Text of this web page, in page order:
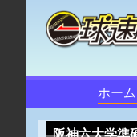
ホーム
阪神六大学準